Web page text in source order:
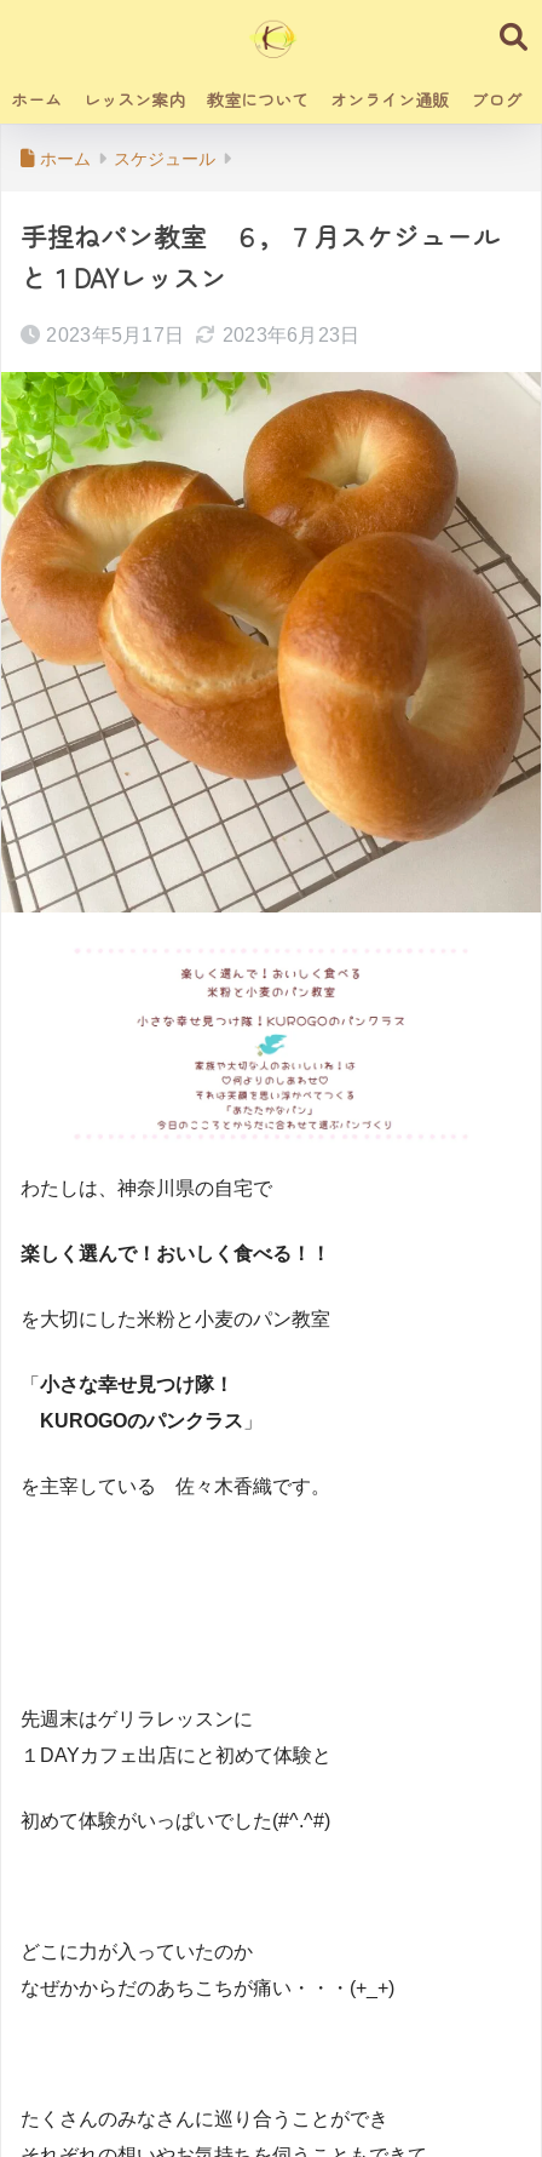
ホーム レッスン案内 教室について オンライン通販 ブログ
ホーム スケジュール
手捏ねパン教室 ６，７月スケジュール
と１DAYレッスン
2023年5月17日 2023年6月23日
わたしは、神奈川県の自宅で
楽しく選んで！おいしく食べる！！
を大切にした米粉と小麦のパン教室
「 小さな幸せ見つけ隊！
KUROGOのパンクラス 」
を主宰している 佐々木香織です。
先週末はゲリラレッスンに
１DAYカフェ出店にと初めて体験と
初めて体験がいっぱいでした(#^.^#)
どこに力が入っていたのか
なぜかからだのあちこちが痛い・・・(+_+)
たくさんのみなさんに巡り合うことができ